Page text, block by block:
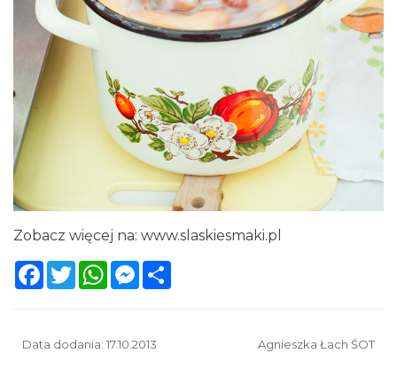
Zobacz więcej na: www.slaskiesmaki.pl
Facebook
TwitterWhatsAppMessenger
Data dodania: 17.10.2013 Agnieszka Łach ŚOT